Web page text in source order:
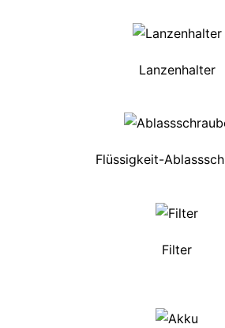
Lanzenhalter
Flüssigkeit-
Filter